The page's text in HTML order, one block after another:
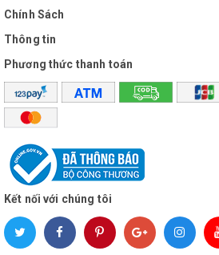
Chính Sách
Thông tin
Phương thức thanh toán
Kết nối với chúng tôi